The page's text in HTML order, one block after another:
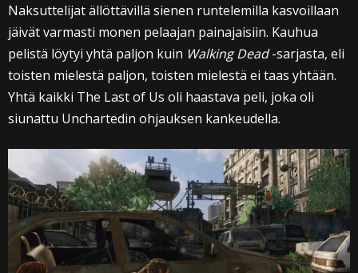
Naksuttelijat ällöttävillä sienen runtelemilla kasvoillaan
jäivät varmasti monen pelaajan painajaisiin. Kauhua
pelistä löytyi yhtä paljon kuin Walking Dead-sarjasta, eli
toisten mielestä paljon, toisten mielestä ei taas yhtään.
Yhtä kaikki The Last of Us oli haastava peli, joka oli
siunattu Unchartedin ohjauksen kankeudella.